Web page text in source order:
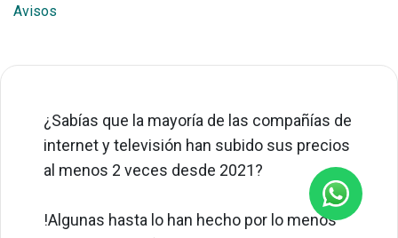
Avisos
¿Sabías que la mayoría de las compañías de
internet y televisión han subido sus precios
al menos 2 veces desde 2021?
!Algunas hasta lo han hecho por lo menos